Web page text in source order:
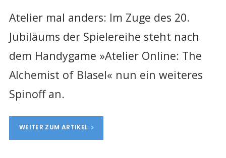
Atelier mal anders: Im Zuge des 20.
Jubiläums der Spielereihe steht nach
dem Handygame »Atelier Online: The
Alchemist of Blasel« nun ein weiteres
Spinoff an.
WEITER ZUM ARTIKEL